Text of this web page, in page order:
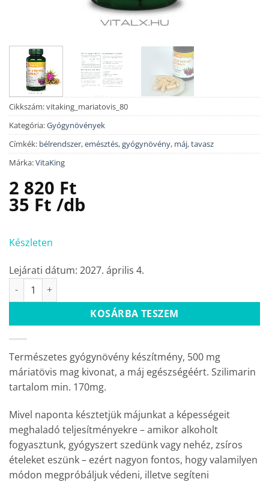
Cikkszám:vitaking_mariatovis_80
Kategória:Gyógynövények
Címkék: bélrendszer,emésztés,gyógynövény, máj,tavasz
Márka:VitaKing
2 820 Ft
35 Ft /db
Készleten
Lejárati dátum: 2027. április 4.
Máriatövis kivonat 500mg (80 kapszula) mennyiség
KOSÁRBA TESZEM
Természetes gyógynövény készítmény, 500 mg
máriatövis mag kivonat, a máj egészségéért. Szilimarin
tartalom min. 170mg.
Mivel naponta késztetjük májunkat a képességeit
meghaladó teljesítményekre – amikor alkoholt
fogyasztunk, gyógyszert szedünk vagy nehéz, zsíros
ételeket eszünk – ezért nagyon fontos, hogy valamilyen
módon megpróbáljuk védeni, illetve segíteni